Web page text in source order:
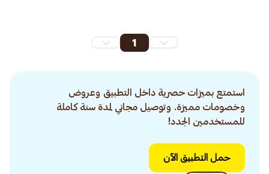
1
استمتع بميزات حصرية داخل التطبيق وعروض
وخصومات مميزة. وتوصيل مجاني لمدة سنة كاملة
للمستخدمين الجدد!
حمل التطبيق الآن